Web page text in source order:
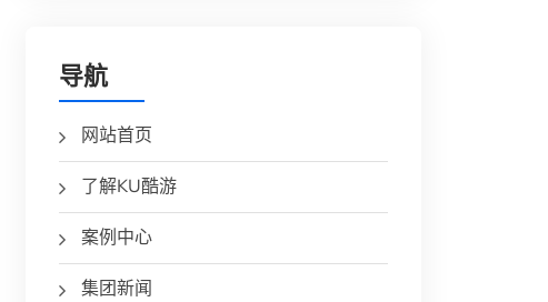
导航
网站首页
了解KU酷游
案例中心
集团新闻